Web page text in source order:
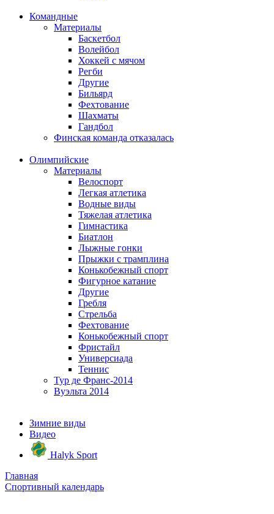
Командные
Материалы
Баскетбол
Волейбол
Хоккей с мячом
Регби
Другие
Бильярд
Фехтование
Шахматы
Гандбол
Финская команда отказалась
Олимпийские
Материалы
Велоспорт
Легкая атлетика
Водные виды
Тяжелая атлетика
Гимнастика
Биатлон
Лыжные гонки
Прыжки с трамплина
Конькобежный спорт
Фигурное катание
Другие
Гребля
Стрельба
Фехтование
Конькобежный спорт
Фристайл
Универсиада
Теннис
Тур де Франс-2014
Вуэльта 2014
Зимние виды
Видео
Halyk Sport
Главная
Спортивный календарь